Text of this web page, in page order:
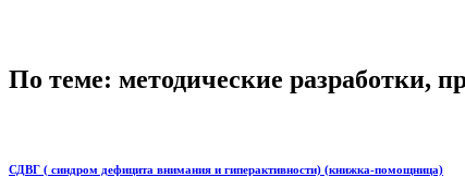
По теме: методические разработки,
СДВГ ( синдром дефицита внимания и гиперактивности) (книжка-помощница)